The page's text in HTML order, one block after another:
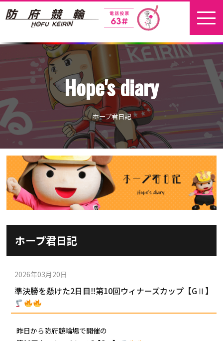
ホーム
新着情報
地元選手
お問い合わせ
開催日程
本場開催
パンフレット
出場予定選手
出走表
予想紙
イベント＆ファンサービス
施設ガイド
施設紹介
有料席
KEIRINパーク
車券の購入方法
DOKOTO
その他
防府競輪研究所
ホープ君日記
Hope's diary
ホープ君日記
ホープ君日記
2026年03月20日
準決勝を懸けた2日目‼第10回ウィナーズカップ【GⅡ】
昨日から防府競輪場で開催の